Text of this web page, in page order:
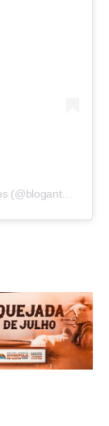
Um post compartilhado por Blog Antonio Carlos (@blogantoniocarlos)